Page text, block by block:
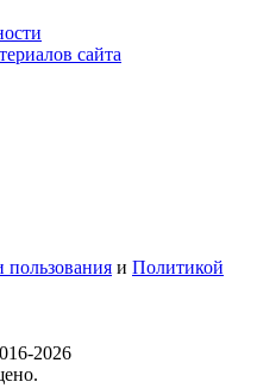
сайта
и Политикой
2026